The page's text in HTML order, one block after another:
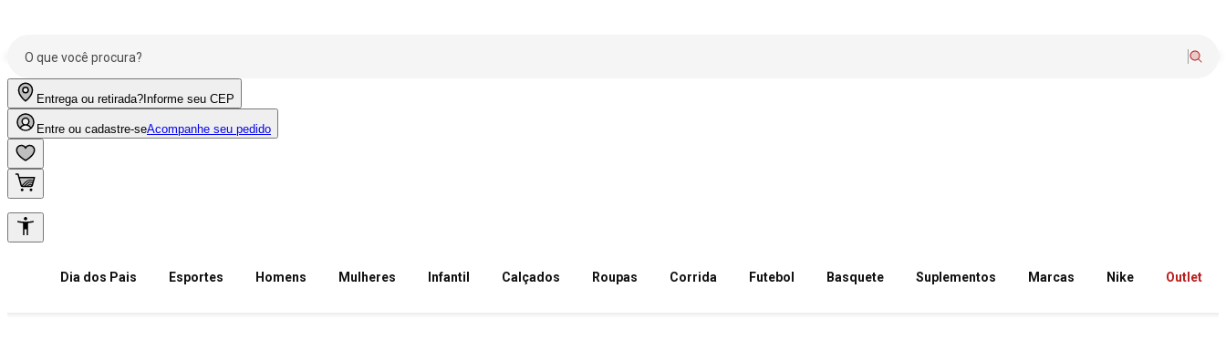
Entrega ou retirada? Informe seu CEP
Entre ou cadastre-seAcompanhe seu pedido
Dia dos Pais Esportes Homens Mulheres Infantil Calçados Roupas Corrida Futebol Basquete Suplementos Marcas Nike Outlet